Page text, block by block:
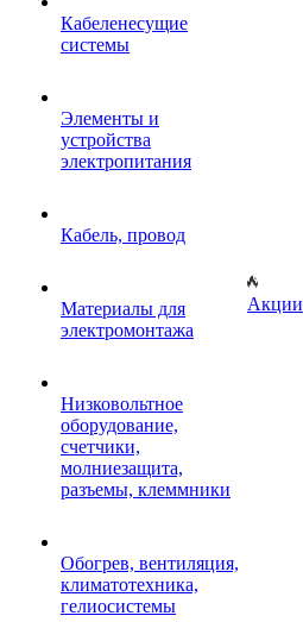
Кабеленесущие
системы
Элементы и
устройства
электропитания
Кабель, провод
Материалы для
электромонтажа
Низковольтное
оборудование,
счетчики,
молниезащита,
разъемы, клеммники
Обогрев, вентиляция,
климатотехника,
гелиосистемы
Акции